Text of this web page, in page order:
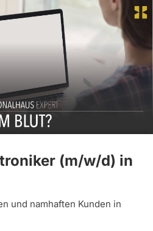
(m/w/d) in
und namhaften Kunden in